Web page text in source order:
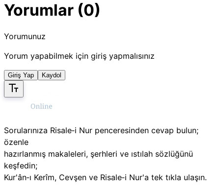
Yorumlar (0)
Yorumunuz
Yorum yapabilmek için giriş yapmalısınız
Giriş Yap Kaydol
Sorularınıza Risale‑i Nur penceresinden cevap bulun;
özenle
hazırlanmış makaleleri, şerhleri ve ıstılah sözlüğünü
keşfedin;
Kur'ân‑ı Kerîm, Cevşen ve Risale‑i Nur'a tek tıkla ulaşın.